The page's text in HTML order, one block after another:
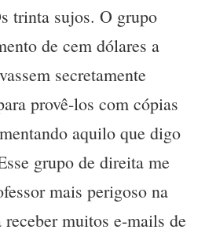
trinta sujos. O grupo
de cem dólares a
secretamente
provê-los com cópias
aquilo que digo
grupo de direita me
mais perigoso na
muitos e-mails de